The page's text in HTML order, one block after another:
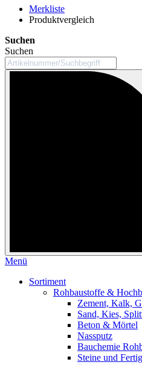
Merkliste
Produktvergleich
Suchen
Suchen
Menü
Sortiment
Rohbaustoffe &
Zement, Kalk,
Sand, Kies,
Beton & Mörtel
Nassputz
Bauchemie
Steine und